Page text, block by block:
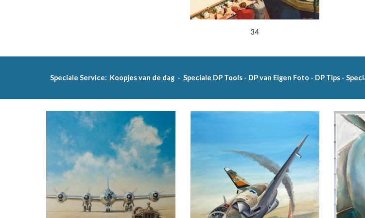
34
Speciale Service: Koopjes van de dag- Speciale DP Tools- DP van Eigen Foto - DP Tips-